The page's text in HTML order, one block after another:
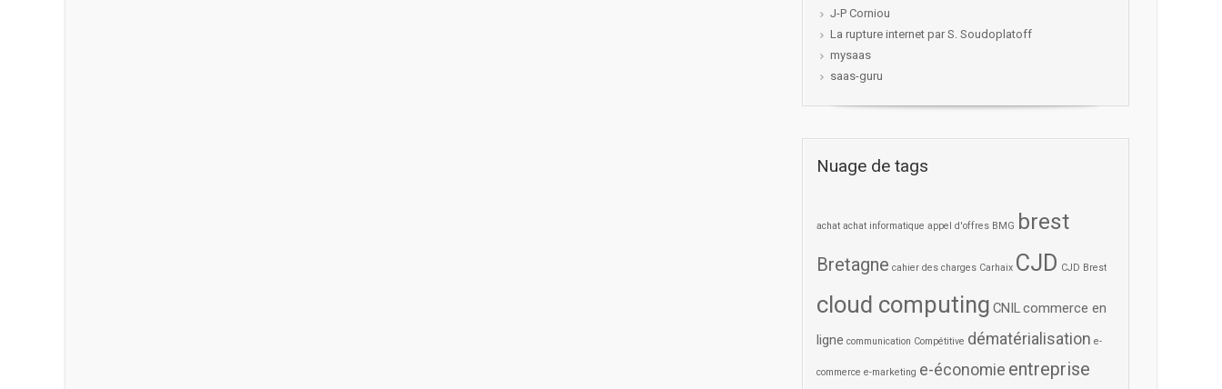
J-P Corniou
La rupture internet par S. Soudoplatoff
mysaas
saas-guru
Nuage de tags
achat achat informatique appel d'offres BMG brest
Bretagne cahier des charges Carhaix CJD CJD Brest
cloud computing CNILcommerce en
ligne communication Compétitive dématérialisation e-
commerce e-marketing e-économie entreprise